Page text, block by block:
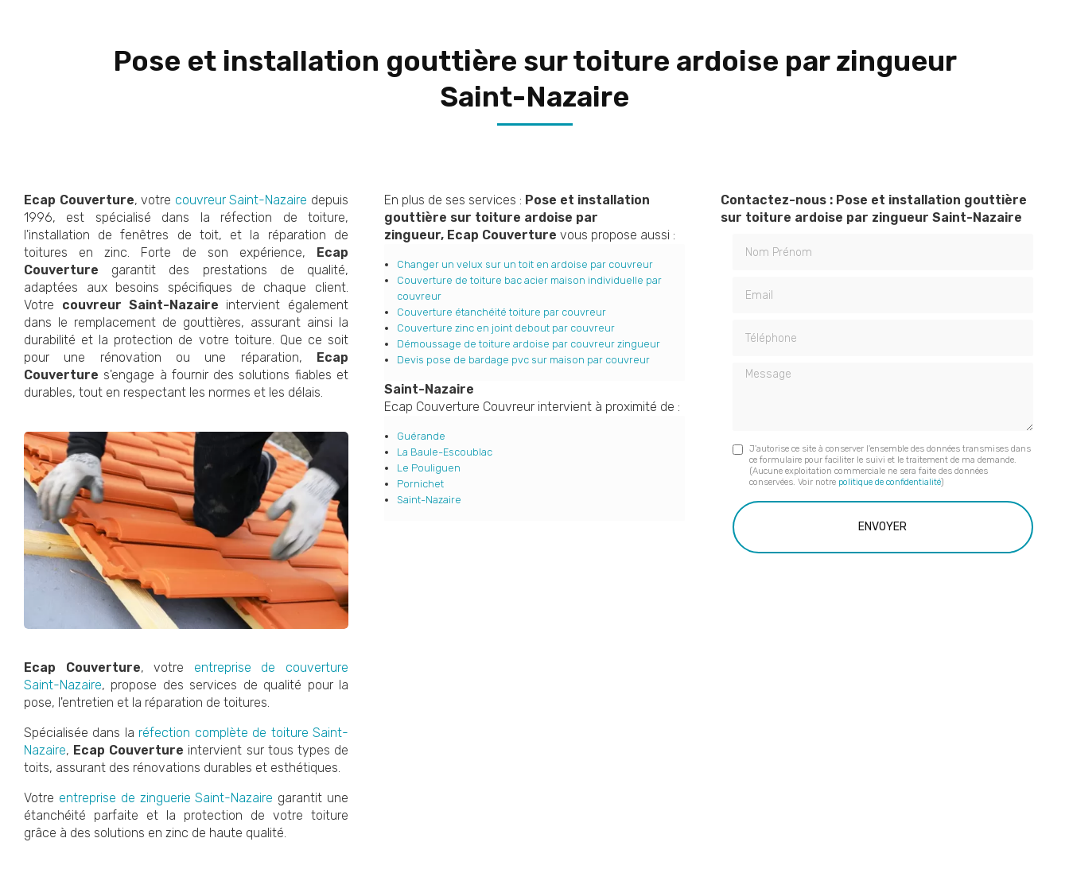
Pose et installation gouttière sur toiture ardoise par zingueur
Saint-Nazaire
Ecap Couverture, votre couvreur Saint-Nazaire depuis
1996, est spécialisé dans la réfection de toiture,
l'installation de fenêtres de toit, et la réparation de
toitures en zinc. Forte de son expérience, Ecap
Couverture garantit des prestations de qualité,
adaptées aux besoins spécifiques de chaque client.
Votre couvreur Saint-Nazaire intervient également
dans le remplacement de gouttières, assurant ainsi la
durabilité et la protection de votre toiture. Que ce soit
pour une rénovation ou une réparation, Ecap
Couverture s'engage à fournir des solutions fiables et
durables, tout en respectant les normes et les délais.
Ecap Couverture, votre entreprise de couverture
Saint-Nazaire, propose des services de qualité pour la
pose, l'entretien et la réparation de toitures.
Spécialisée dans la réfection complète de toiture Saint-
Nazaire, Ecap Couverture intervient sur tous types de
toits, assurant des rénovations durables et esthétiques.
Votre entreprise de zinguerie Saint-Nazaire garantit une
étanchéité parfaite et la protection de votre toiture
grâce à des solutions en zinc de haute qualité.
En plus de ses services : Pose et installation
gouttière sur toiture ardoise par
zingueur, Ecap Couverture vous propose aussi :
Changer un velux sur un toit en ardoise par couvreur
Couverture de toiture bac acier maison individuelle par
couvreur
Couverture étanchéité toiture par couvreur
Couverture zinc en joint debout par couvreur
Démoussage de toiture ardoise par couvreur zingueur
Devis pose de bardage pvc sur maison par couvreur
Saint-Nazaire
Ecap Couverture Couvreur intervient à proximité de :
Guérande
La Baule-Escoublac
Le Pouliguen
Pornichet
Saint-Nazaire
Contactez-nous : Pose et installation gouttière
sur toiture ardoise par zingueur Saint-Nazaire
Message
J'autorise ce site à conserver l'ensemble des données transmises dans
ce formulaire pour faciliter le suivi et le traitement de ma demande.
(Aucune exploitation commerciale ne sera faite des données
conservées. Voir notre politique de confidentialité)